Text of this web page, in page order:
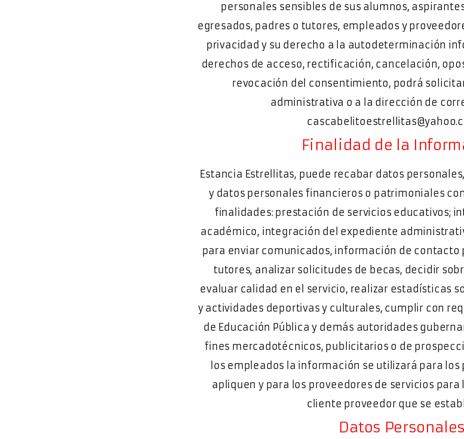
personales sensibles de sus alumnos,
egresados, padres o tutores, empleados y
privacidad y su derecho a la autodeterminación
derechos de acceso, rectificación, cancelación,
revocación del consentimiento, podrá
administrativa o a la dirección de
Finalidad de la
Estancia Estrellitas, puede recabar datos
y datos personales financieros o patrimoniales
finalidades: prestación de servicios educativos;
académico, integración del expediente
para enviar comunicados, información de contacto
tutores, analizar solicitudes de becas, decidir
evaluar calidad en el servicio, realizar estadísticas
y actividades deportivas y culturales, cumplir con
de Educación Pública y demás autoridades
fines mercadotécnicos, publicitarios o de
los empleados la información se utilizará para los
apliquen y para los proveedores de servicios
cliente proveedor que se
Datos Personales